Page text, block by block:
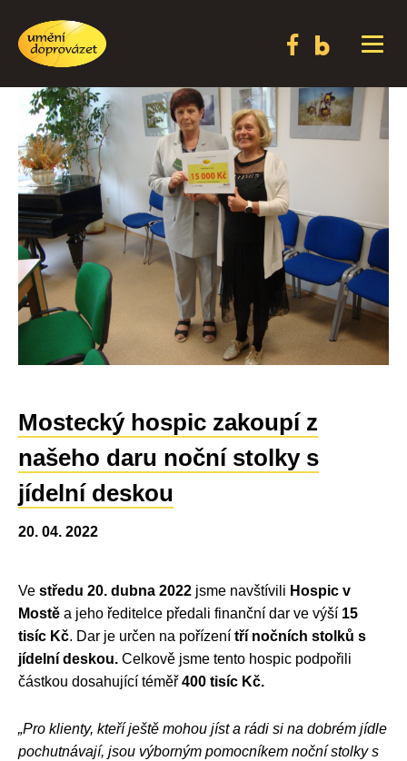
Mostecký hospic zakoupí z
našeho daru noční stolky s
jídelní deskou
20. 04. 2022
Ve středu 20. dubna 2022 jsme navštívili Hospic v
Mostě a jeho ředitelce předali finanční dar ve výší 15
tisíc Kč. Dar je určen na pořízení tří nočních stolků s
jídelní deskou. Celkově jsme tento hospic podpořili
částkou dosahující téměř 400 tisíc Kč.
„Pro klienty, kteří ještě mohou jíst a rádi si na dobrém jídle
pochutnávají, jsou výborným pomocníkem noční stolky s